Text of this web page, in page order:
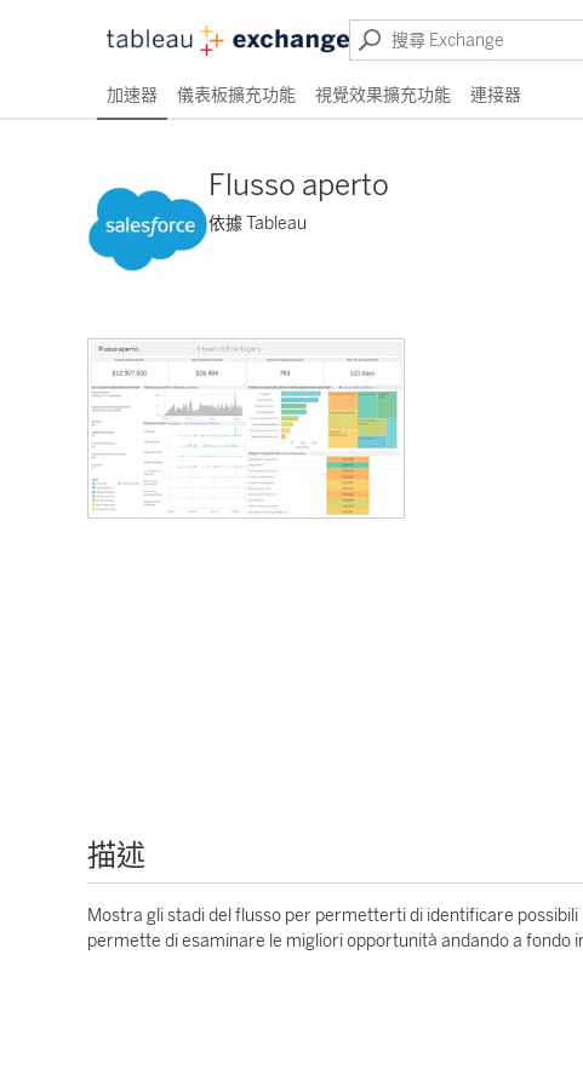
加速器 儀表板擴充功能 視覺效果擴充功能 連接器
Flusso aperto
依據 Tableau
描述
Mostra gli stadi del flusso per permetterti di identificare
permette di esaminare le migliori opportunità andando a fondo